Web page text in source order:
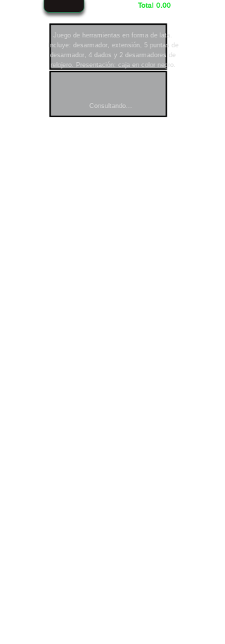
Total 0.00
Juego de herramientas en forma de lata.
Incluye: desarmador, extensión, 5 puntas de
desarmador, 4 dados y 2 desarmadores de
relojero. Presentación: caja en color negro.
Consultando...